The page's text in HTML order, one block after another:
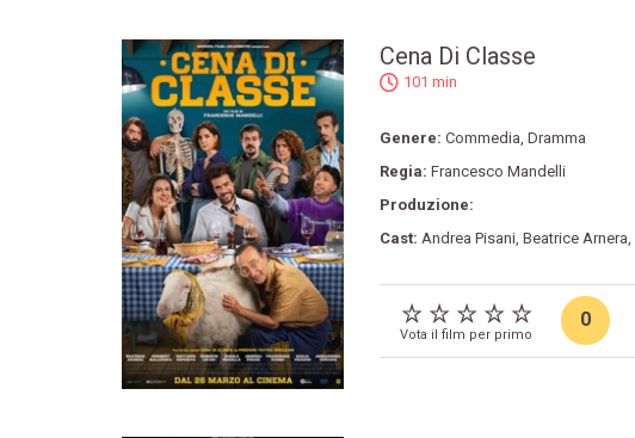
Cena Di Classe
101 min
Genere: Commedia, Dramma
Regia: Francesco Mandelli
Produzione:
Cast: Andrea Pisani, Beatrice Arnera,
Vota il film per primo
0